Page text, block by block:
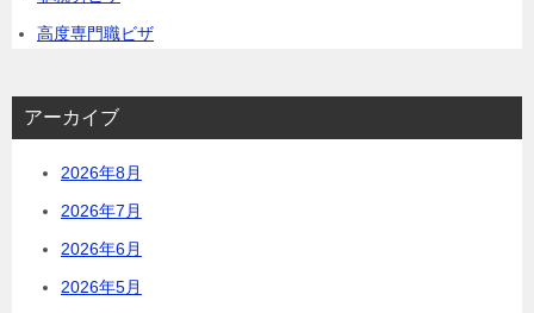
高度専門職ビザ
アーカイブ
2026年8月
2026年7月
2026年6月
2026年5月